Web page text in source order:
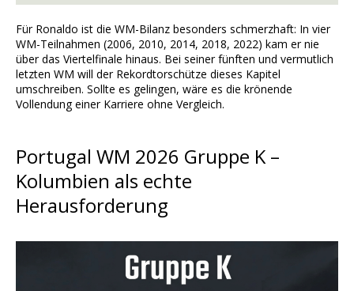
Für Ronaldo ist die WM-Bilanz besonders schmerzhaft: In vier
WM-Teilnahmen (2006, 2010, 2014, 2018, 2022) kam er nie
über das Viertelfinale hinaus. Bei seiner fünften und vermutlich
letzten WM will der Rekordtorschütze dieses Kapitel
umschreiben. Sollte es gelingen, wäre es die krönende
Vollendung einer Karriere ohne Vergleich.
Portugal WM 2026 Gruppe K –
Kolumbien als echte
Herausforderung